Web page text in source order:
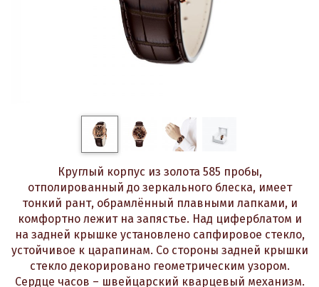
Круглый корпус из золота 585 пробы,
отполированный до зеркального блеска, имеет
тонкий рант, обрамлённый плавными лапками, и
комфортно лежит на запястье. Над циферблатом и
на задней крышке установлено сапфировое стекло,
устойчивое к царапинам. Со стороны задней крышки
стекло декорировано геометрическим узором.
Сердце часов – швейцарский кварцевый механизм.